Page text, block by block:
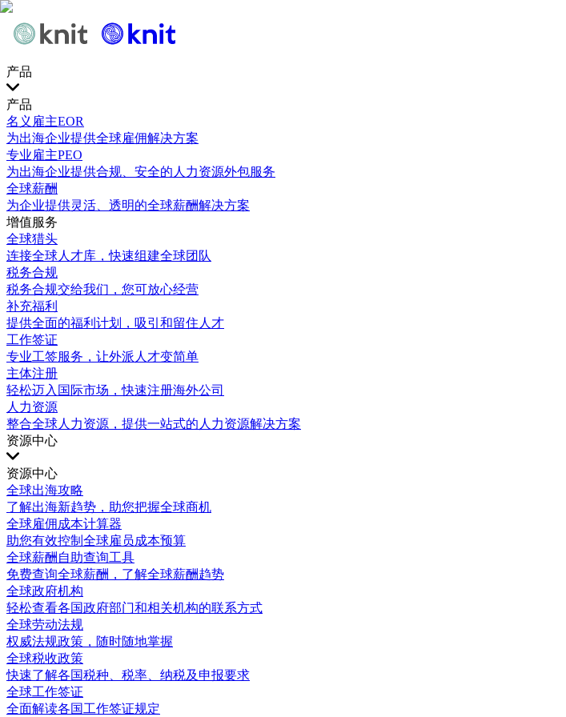
产品
产品
名义雇主EOR
为出海企业提供全球雇佣解决方案
专业雇主PEO
为出海企业提供合规、安全的人力资源外包服务
全球薪酬
为企业提供灵活、透明的全球薪酬解决方案
增值服务
全球猎头
连接全球人才库，快速组建全球团队
税务合规
税务合规交给我们，您可放心经营
补充福利
提供全面的福利计划，吸引和留住人才
工作签证
专业工签服务，让外派人才变简单
主体注册
轻松迈入国际市场，快速注册海外公司
人力资源
整合全球人力资源，提供一站式的人力资源解决方案
资源中心
资源中心
全球出海攻略
了解出海新趋势，助您把握全球商机
全球雇佣成本计算器
助您有效控制全球雇员成本预算
全球薪酬自助查询工具
免费查询全球薪酬，了解全球薪酬趋势
全球政府机构
轻松查看各国政府部门和相关机构的联系方式
全球劳动法规
权威法规政策，随时随地掌握
全球税收政策
快速了解各国税种、税率、纳税及申报要求
全球工作签证
全面解读各国工作签证规定